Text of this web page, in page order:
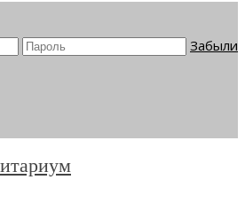
Забыли